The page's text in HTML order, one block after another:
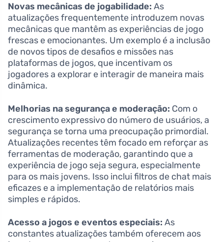
Novas mecânicas de jogabilidade: As
atualizações frequentemente introduzem novas
mecânicas que mantêm as experiências de jogo
frescas e emocionantes. Um exemplo é a inclusão
de novos tipos de desafios e missões nas
plataformas de jogos, que incentivam os
jogadores a explorar e interagir de maneira mais
dinâmica.
Melhorias na segurança e moderação: Com o
crescimento expressivo do número de usuários, a
segurança se torna uma preocupação primordial.
Atualizações recentes têm focado em reforçar as
ferramentas de moderação, garantindo que a
experiência de jogo seja segura, especialmente
para os mais jovens. Isso inclui filtros de chat mais
eficazes e a implementação de relatórios mais
simples e rápidos.
Acesso a jogos e eventos especiais: As
constantes atualizações também oferecem aos